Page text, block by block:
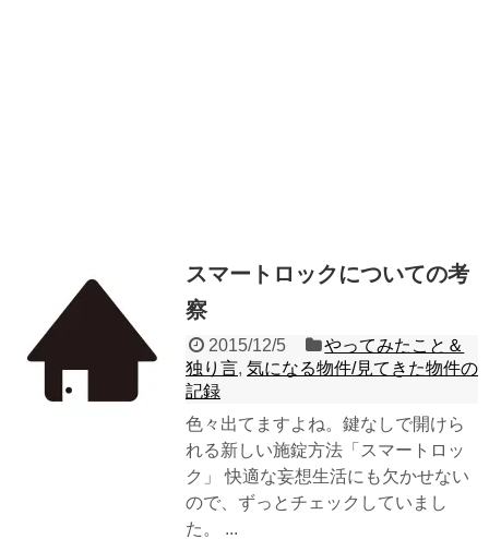
スマートロックについての考
察
2015/12/5
やってみたこと＆
独り言, 気になる物件/見てきた物件の
記録
色々出てますよね。鍵なしで開けら
れる新しい施錠方法「スマートロッ
ク」 快適な妄想生活にも欠かせない
ので、ずっとチェックしていまし
た。 ...